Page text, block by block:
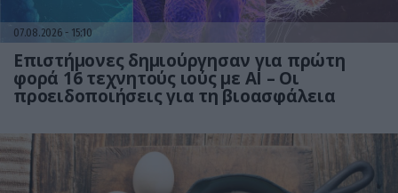
07.08.2026 15:10
Επιστήμονες δημιούργησαν για πρώτη
φορά 16 τεχνητούς ιούς με AI – Οι
προειδοποιήσεις για τη βιοασφάλεια